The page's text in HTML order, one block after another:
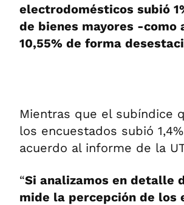
electrodomésticos subió
de bienes mayores -como
10,55% de forma
Mientras que el subíndice
los encuestados subió
acuerdo al informe de la
“Si analizamos en detalle
mide la percepción de los